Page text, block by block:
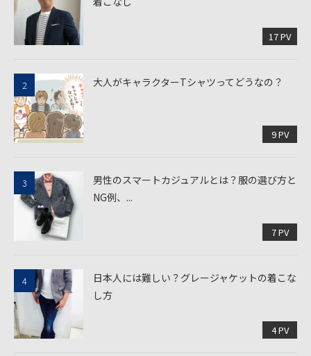
17 PV
大人がキャラクターTシャツってどうなの？
9 PV
男性のスマートカジュアルとは？服の選び方と
NG例、...
7 PV
日本人には難しい？グレージャケットの着こな
し方
4 PV